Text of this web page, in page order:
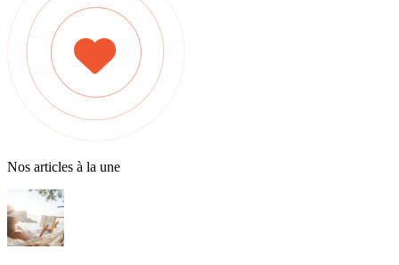
Nos articles à la une